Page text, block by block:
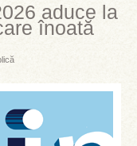
aduce la
înoată